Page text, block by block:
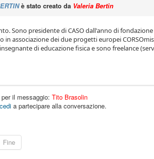
è stato creato da Valeria Bertin
Sono presidente di CASO dall'anno di fondazione
in associazione dei due progetti europei
di educazione fisica e sono freelance
il messaggio: Tito Brasolin
a partecipare alla conversazione.
Fine